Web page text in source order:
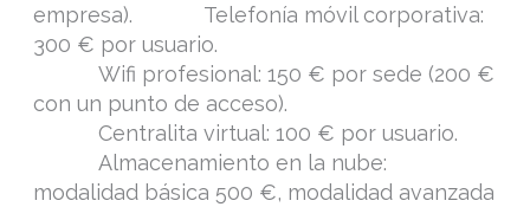
empresa). Telefonía móvil corporativa:
300 € por usuario.
Wifi profesional: 150 € por sede (200 €
con un punto de acceso).
Centralita virtual: 100 € por usuario.
Almacenamiento en la nube:
modalidad básica 500 €, modalidad avanzada